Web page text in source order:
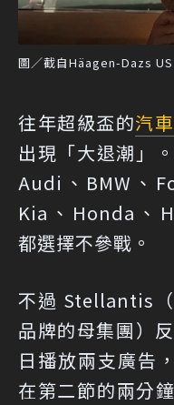
圖／截自Häagen-Dazs US
往年超級盃的汽
出現「大退潮」
Audi、BMW、
Kia、Honda、
都選擇不參戰。
不過 Stellantis（
品牌的母集團）
日播放兩支廣告
在第二節的兩分